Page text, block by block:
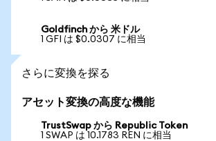
Goldfinch から 米ドル
1 GFI は $0.0307 に相当
さらに変換を探る
アセット変換の高度な機能
TrustSwap から Republic Token
1 SWAP は 10.1783 REN に相当